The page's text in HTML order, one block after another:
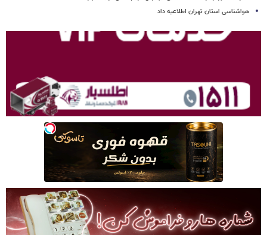
هواشناسی استان تهران اطلاعیه داد